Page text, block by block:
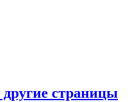
страницы